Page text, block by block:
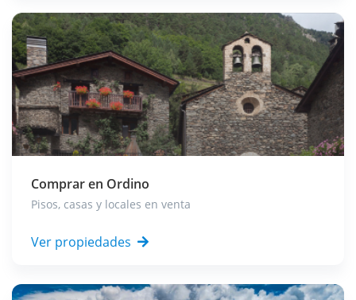
Comprar en Ordino
Pisos, casas y locales en venta
Ver propiedades